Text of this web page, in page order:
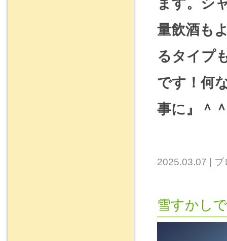
ます。シ
量飲酒も
るタイプ
です！何
事に』＾
2025.03.07 ブ
雪すかしで